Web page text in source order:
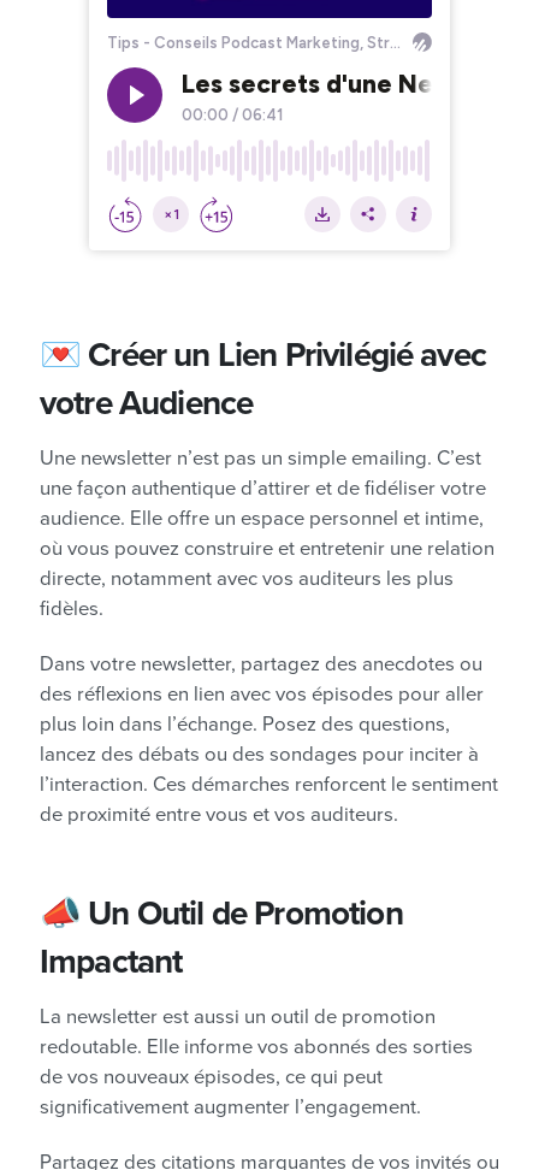
💌 Créer un Lien Privilégié avec
votre Audience
Une newsletter n’est pas un simple emailing. C’est
une façon authentique d’attirer et de fidéliser votre
audience. Elle offre un espace personnel et intime,
où vous pouvez construire et entretenir une relation
directe, notamment avec vos auditeurs les plus
fidèles.
Dans votre newsletter, partagez des anecdotes ou
des réflexions en lien avec vos épisodes pour aller
plus loin dans l’échange. Posez des questions,
lancez des débats ou des sondages pour inciter à
l’interaction. Ces démarches renforcent le sentiment
de proximité entre vous et vos auditeurs.
📣 Un Outil de Promotion
Impactant
La newsletter est aussi un outil de promotion
redoutable. Elle informe vos abonnés des sorties
de vos nouveaux épisodes, ce qui peut
significativement augmenter l’engagement.
Partagez des citations marquantes de vos invités ou